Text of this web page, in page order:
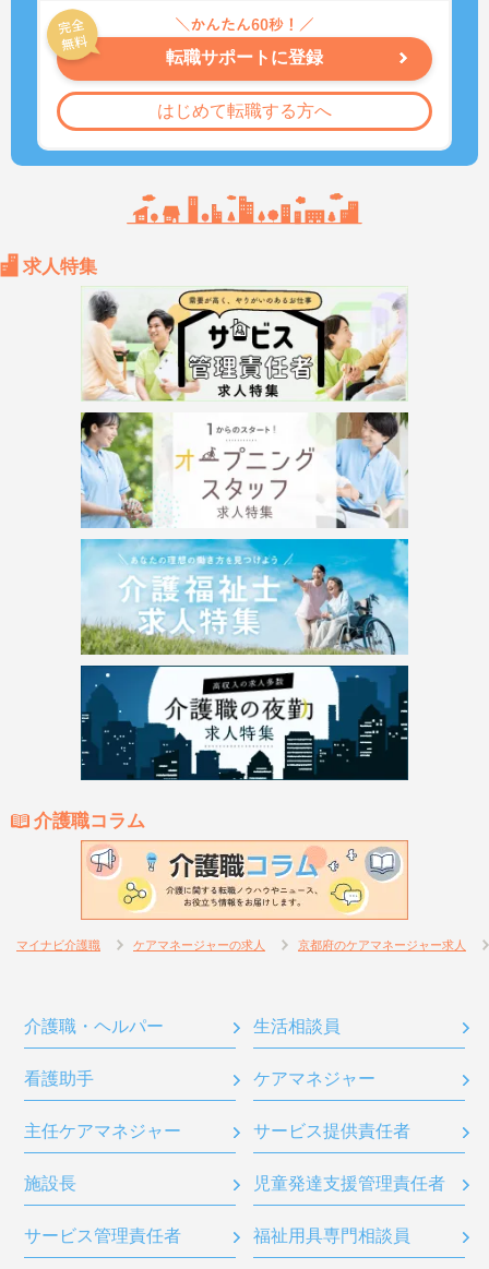
転職サポートに登録
はじめて転職する方へ
求人特集
介護職コラム
マイナビ介護職 ケアマネージャーの求人 京都府のケアマネージャー求人
介護職・ヘルパー 生活相談員
看護助手 ケアマネジャー
主任ケアマネジャー サービス提供責任者
施設長 児童発達支援管理責任者
サービス管理責任者 福祉用具専門相談員